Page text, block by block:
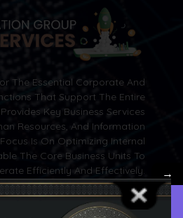
The Essential Corporate And
That Support The Entire
Key Business Services
Resources, And Information
Is On Optimizing Internal
The Core Business Units To
Efficiently And Effectively.
→